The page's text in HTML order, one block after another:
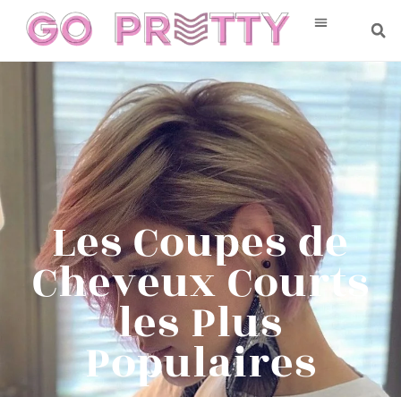
Les Coupes de
Cheveux Courts
les Plus
Populaires